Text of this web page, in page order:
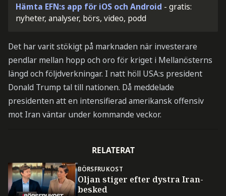
Hämta EFN:s app för iOS och Android - gratis:
nyheter, analyser, börs, video, podd
Det har varit stökigt på marknaden när investerare
pendlar mellan hopp och oro för kriget i Mellanösterns
längd och följdverkningar. I natt höll USA:s president
Donald Trump tal till nationen. Då meddelade
presidenten att en intensifierad amerikansk offensiv
mot Iran väntar under kommande veckor.
RELATERAT
BÖRSFRUKOST
Oljan stiger efter dystra Iran-
besked